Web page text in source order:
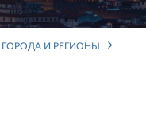
ГОРОДА И РЕГИОНЫ